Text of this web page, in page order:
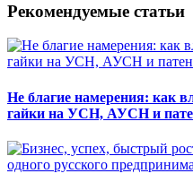
Рекомендуемые статьи
Не благие намерения: как
гайки на УСН, АУСН и